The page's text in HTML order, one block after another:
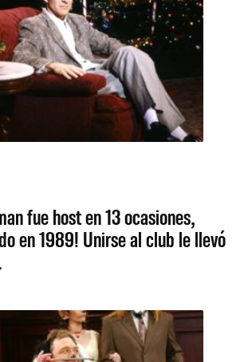
fue host en 13 ocasiones,
en 1989! Unirse al club le llevó